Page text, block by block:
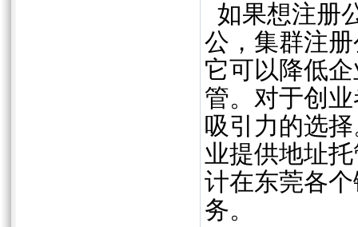
如果想注册
公，集群注
它可以降低
管。对于创
吸引力的选
业提供地址
计在东莞各
务。